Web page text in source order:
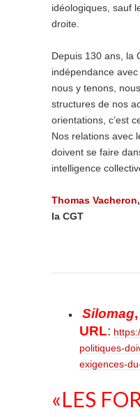
idéologiques, sauf
droite.
Depuis 130 ans, la
indépendance
nous y tenons,
structures de nos
orientations, c’est
Nos relations avec
doivent se faire
intelligence
Thomas Vacheron
la CGT
Silomag
URL:
politiques-
exigences-
«LES